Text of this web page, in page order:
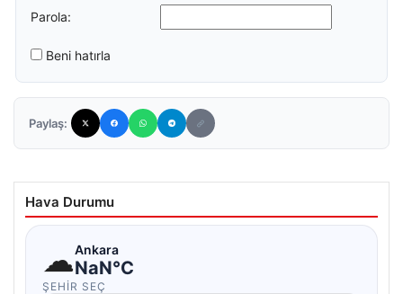
Parola:
Beni hatırla
Paylaş:
Hava Durumu
☁Ankara
NaN°C
ŞEHIR SEÇ